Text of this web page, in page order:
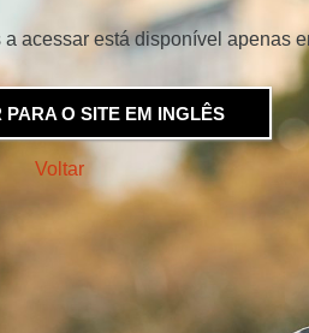
acessar está disponível apenas
PARA O SITE EM INGLÊS
Voltar